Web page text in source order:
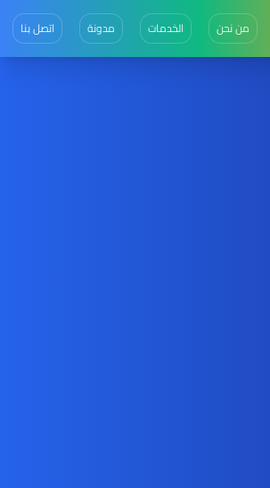
من نحن الخدمات مدونة اتصل بنا